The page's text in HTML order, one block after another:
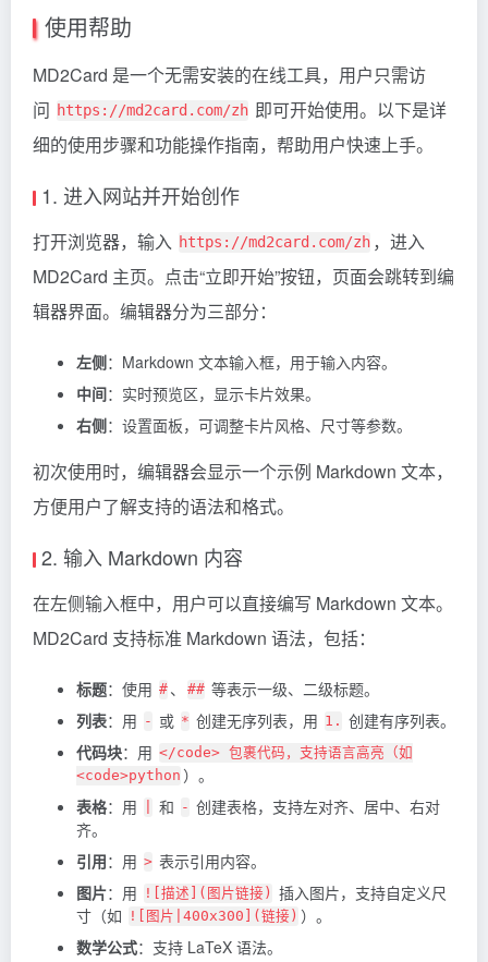
使用帮助
MD2Card 是一个无需安装的在线工具，用户只需访
问 https://md2card.com/zh 即可开始使用。以下是详
细的使用步骤和功能操作指南，帮助用户快速上手。
1. 进入网站并开始创作
打开浏览器，输入 https://md2card.com/zh ，进入
MD2Card 主页。点击“立即开始”按钮，页面会跳转到编
辑器界面。编辑器分为三部分：
左侧：Markdown 文本输入框，用于输入内容。
中间：实时预览区，显示卡片效果。
右侧：设置面板，可调整卡片风格、尺寸等参数。
初次使用时，编辑器会显示一个示例 Markdown 文本，
方便用户了解支持的语法和格式。
2. 输入 Markdown 内容
在左侧输入框中，用户可以直接编写 Markdown 文本。
MD2Card 支持标准 Markdown 语法，包括：
标题：使用 # 、 ## 等表示一级、二级标题。
列表：用 - 或 * 创建无序列表，用 1. 创建有序列表。
代码块：用 </code> 包裹代码，支持语言高亮（如
<code>python ）。
表格：用 和 - 创建表格，支持左对齐、居中、右对
齐。
引用：用 > 表示引用内容。
图片：用 ![描述](图片链接) 插入图片，支持自定义尺
寸（如
![图片|400x300](链接) ）。
数学公式：支持 LaTeX 语法。